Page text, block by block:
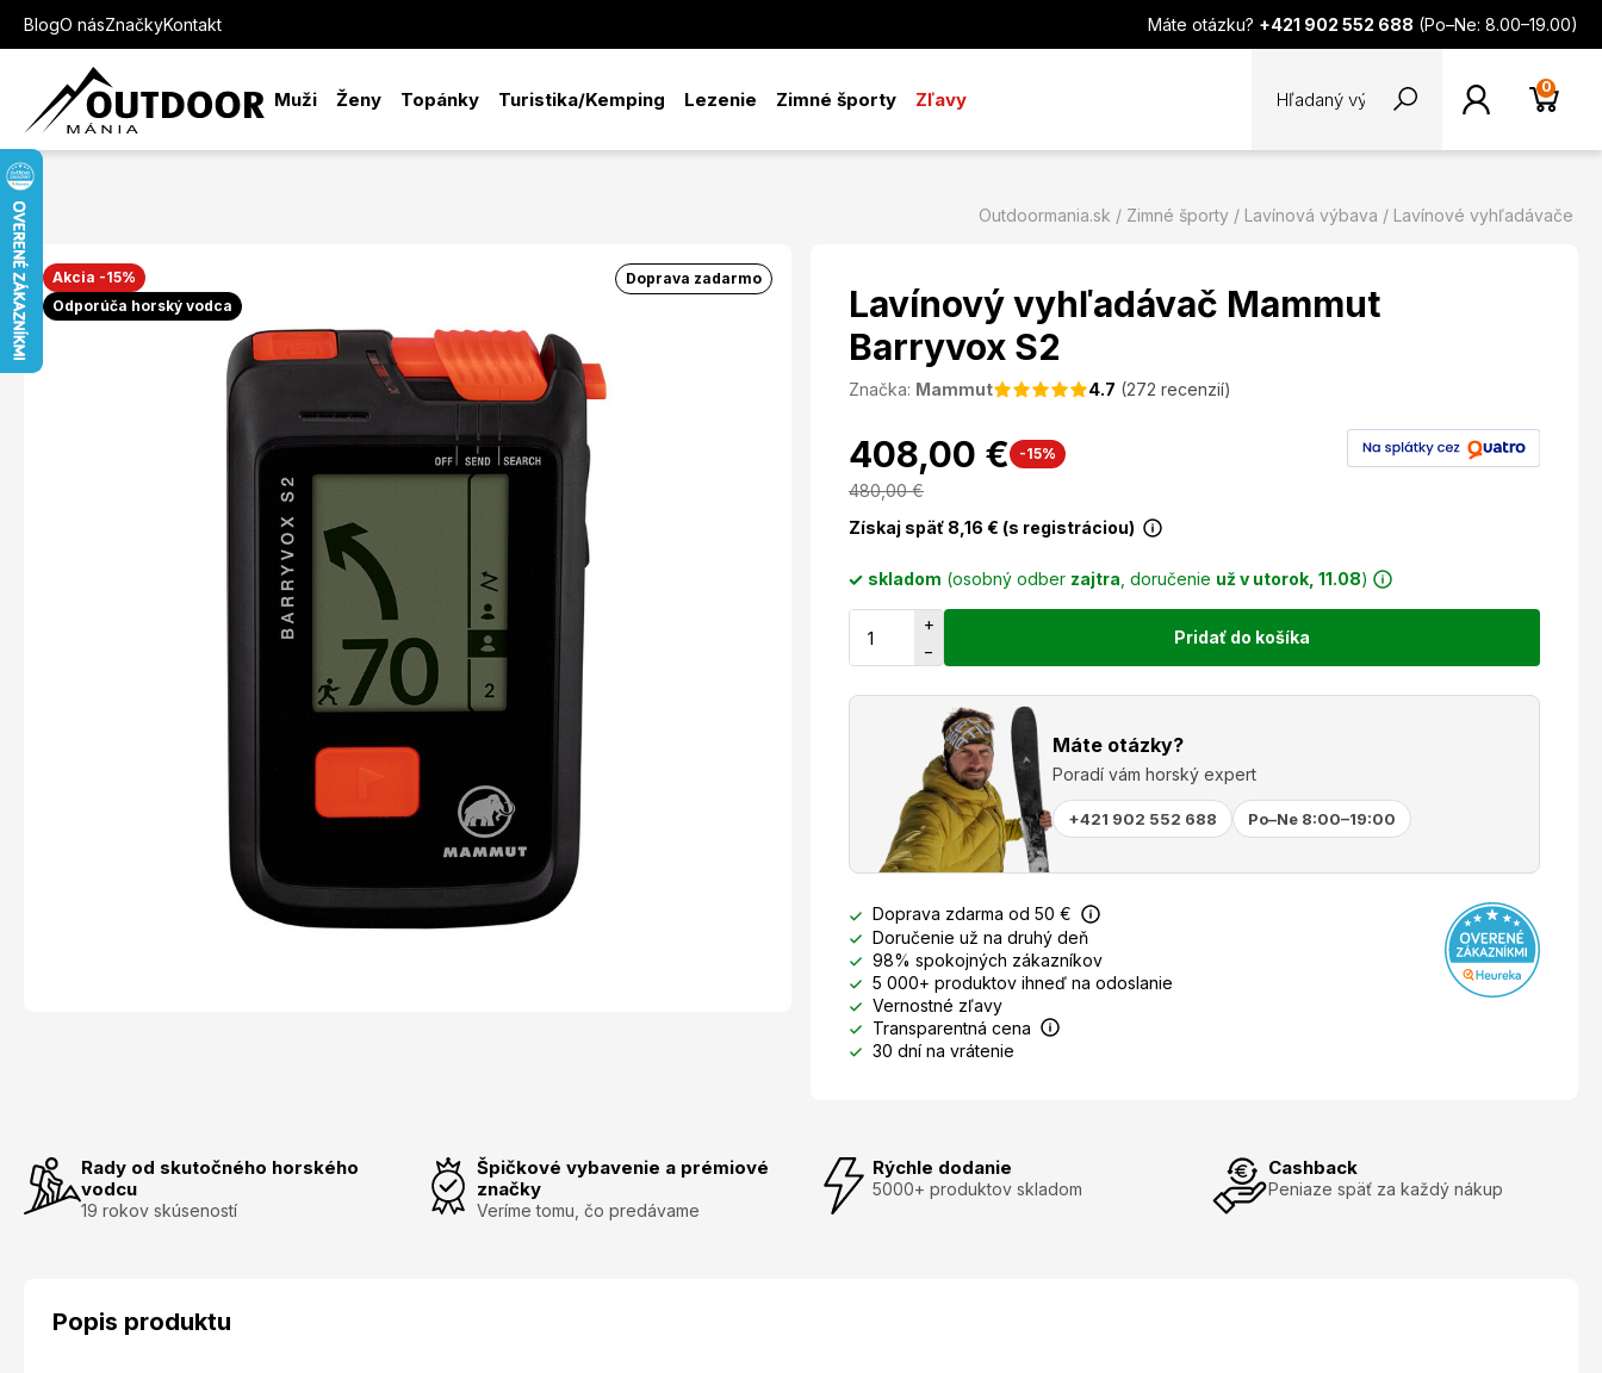
BlogO násZnačkyKontakt Máte otázku? +421 902 552 688 (Po–Ne: 8.00–19.00)
Muži Ženy Topánky Turistika/Kemping Lezenie Zimné športy Zľavy
0
Outdoormania.sk Zimné športy Lavínová výbava Lavínové vyhľadávače
Doprava zadarmo
Akcia -15%
Odporúča horský vodca
Lavínový vyhľadávač Mammut
Barryvox S2
Značka: Mammut 4.7 (272 recenzií)
408,00 € -15%
480,00€
Získaj späť 8,16 € (s registráciou)
skladom (osobný odber zajtra , doručenie už v utorok, 11.08)
+
−
Pridať do košíka
Máte otázky?
Poradí vám horský expert
+421 902 552 688 Po–Ne 8:00–19:00
Doprava zdarma od 50 €
Doručenie už na druhý deň
98% spokojných zákazníkov
5 000+ produktov ihneď na odoslanie
Vernostné zľavy
Transparentná cena
30 dní na vrátenie
Rady od skutočného horského
vodcu
19 rokov skúseností
Špičkové vybavenie a prémiové
značky
Veríme tomu, čo predávame
Rýchle dodanie
5000+ produktov skladom
Cashback
Peniaze späť za každý nákup
Popis produktu